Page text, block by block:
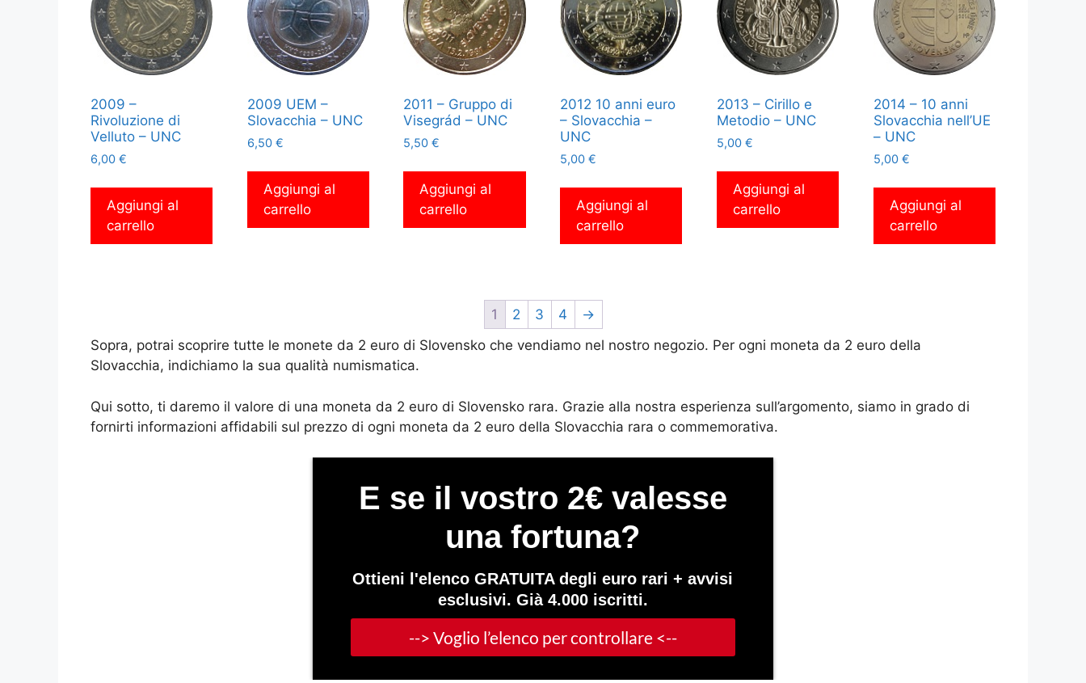
2009 –
Rivoluzione di
Velluto – UNC
6,00 €
Aggiungi al
carrello
2009 UEM –
Slovacchia – UNC
6,50 €
Aggiungi al
carrello
2011 – Gruppo di
Visegrád – UNC
5,50€
Aggiungi al
carrello
2012 10 anni euro
– Slovacchia –
UNC
5,00€
Aggiungi al
carrello
2013 – Cirillo e
Metodio – UNC
5,00 €
Aggiungi al
carrello
2014 – 10 anni
Slovacchia nell’UE
– UNC
5,00 €
Aggiungi al
carrello
1 2 3 4
→
Sopra, potrai scoprire tutte le monete da 2 euro di Slovensko che vendiamo nel nostro negozio. Per ogni moneta da 2 euro della
Slovacchia, indichiamo la sua qualità numismatica.
Qui sotto, ti daremo il valore di una moneta da 2 euro di Slovensko rara. Grazie alla nostra esperienza sull’argomento, siamo in grado di
fornirti informazioni affidabili sul prezzo di ogni moneta da 2 euro della Slovacchia rara o commemorativa.